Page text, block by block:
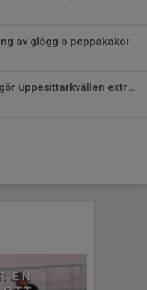
av glögg o peppakakor
🎄 Stötta vår förening – gör uppesittarkvällen extra mysig! 🎄